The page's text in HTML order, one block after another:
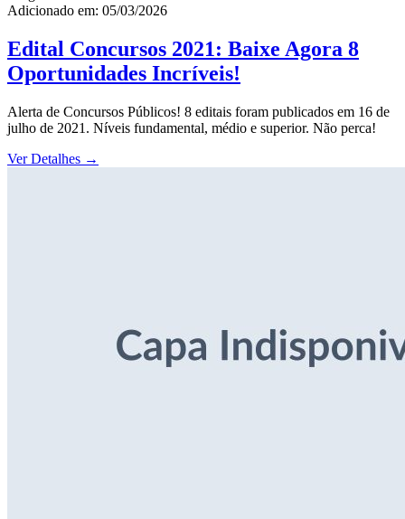
Adicionado em: 05/03/2026
Edital Concursos 2021: Baixe Agora 8
Oportunidades Incríveis!
Alerta de Concursos Públicos! 8 editais foram publicados em 16 de
julho de 2021. Níveis fundamental, médio e superior. Não perca!
Ver Detalhes →